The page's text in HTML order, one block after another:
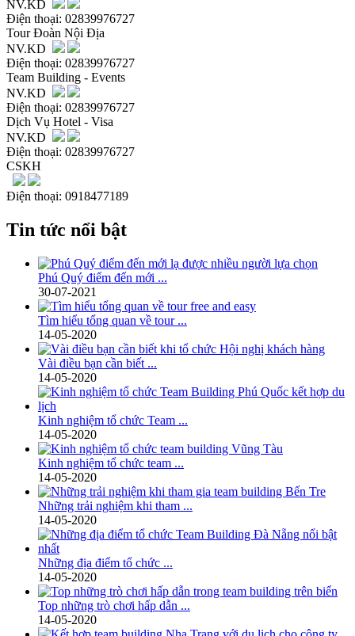
NV.KD
Điện thoại: 02839976727
Tour Đoàn Nội Địa
NV.KD
Điện thoại: 02839976727
Team Building - Events
NV.KD
Điện thoại: 02839976727
Dịch Vụ Hotel - Visa
NV.KD
Điện thoại: 02839976727
CSKH
Điện thoại: 0918477189
Tin tức nổi bật
Phú Quý điểm đến mới ...
30-07-2021
Tìm hiểu tổng quan về tour ...
14-05-2020
Vài điều bạn cần biết ...
14-05-2020
Kinh nghiệm tổ chức Team ...
14-05-2020
Kinh nghiệm tổ chức team ...
14-05-2020
Những trải nghiệm khi tham ...
14-05-2020
Những địa điểm tổ chức ...
14-05-2020
Top những trò chơi hấp dẫn ...
14-05-2020